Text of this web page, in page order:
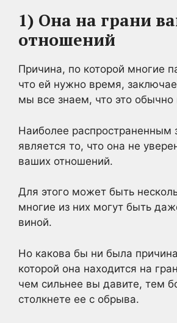
1) Она на грани
отношений
Причина, по которой многие
что ей нужно время,
мы все знаем, что это обычно
Наиболее распространенным
является то, что она не
ваших отношений.
Для этого может быть
многие из них могут быть
виной.
Но какова бы ни была
которой она находится на
чем сильнее вы давите, тем
столкнете ее с обрыва.